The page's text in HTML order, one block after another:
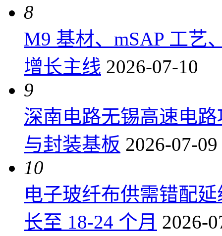
8
M9 基材、mSAP 工艺
增长主线 2026-07-10
9
深南电路无锡高速电
与封装基板 2026-07-09
10
电子玻纤布供需错配
长至 18-24 个月 2026-